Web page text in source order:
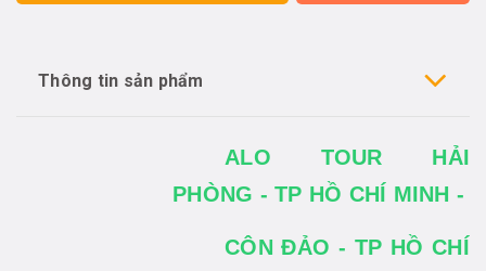
Thông tin sản phẩm
ALO TOUR HẢI
PHÒNG - TP HỒ CHÍ MINH -
CÔN ĐẢO - TP HỒ CHÍ